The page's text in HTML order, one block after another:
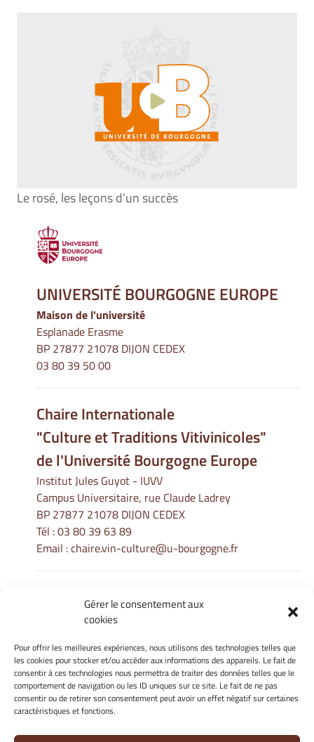
Gérer le consentement aux
cookies
Pour offrir les meilleures expériences, nous utilisons des technologies telles que
les cookies pour stocker et/ou accéder aux informations des appareils. Le fait de
consentir à ces technologies nous permettra de traiter des données telles que le
comportement de navigation ou les ID uniques sur ce site. Le fait de ne pas
consentir ou de retirer son consentement peut avoir un effet négatif sur certaines
caractéristiques et fonctions.
Le rosé, les leçons d’un succès
UNIVERSITÉ BOURGOGNE EUROPE
Maison de l'université
Esplanade Erasme
BP 27877 21078 DIJON CEDEX
03 80 39 50 00
Chaire Internationale
"Culture et Traditions Vitivinicoles"
de l'Université Bourgogne Europe
Institut Jules Guyot - IUVV
Campus Universitaire, rue Claude Ladrey
BP 27877 21078 DIJON CEDEX
Tél :03 80 39 63 89
Email :chaire.vin-culture@u-bourgogne.fr
Informations Légales
Gérer mes cookies
Politique de cookies
Déclaration de confidentialité
Avertissement